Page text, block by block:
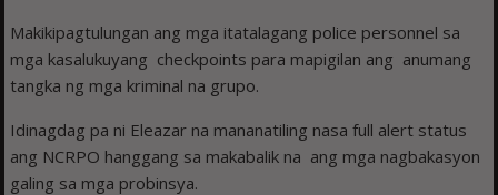
Makikipagtulungan ang mga itatalagang police personnel sa
mga kasalukuyang checkpoints para mapigilan ang anumang
tangka ng mga kriminal na grupo.
Idinagdag pa ni Eleazar na mananatiling nasa full alert status
ang NCRPO hanggang sa makabalik na ang mga nagbakasyon
galing sa mga probinsya.